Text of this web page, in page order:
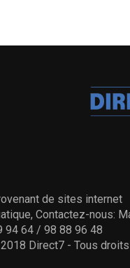
de sites internet
Contactez-nous:
94 64 / 98 88 96 48
Direct7 - Tous droits